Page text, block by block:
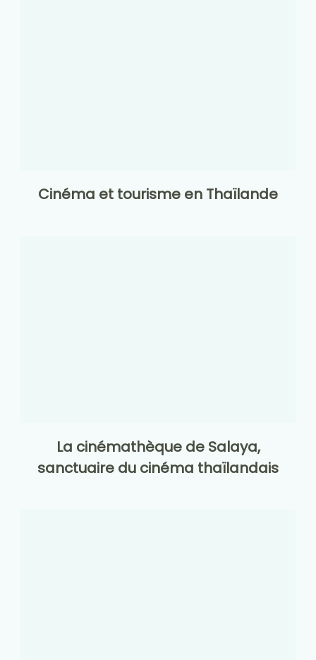
Cinéma et tourisme en Thaïlande
La cinémathèque de Salaya,
sanctuaire du cinéma thaïlandais